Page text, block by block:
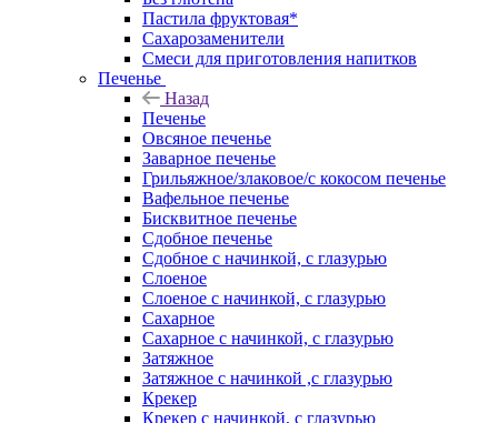
Пастила фруктовая*
Сахарозаменители
Смеси для приготовления напитков
Печенье
Назад
Печенье
Овсяное печенье
Заварное печенье
Грильяжное/злаковое/с кокосом печенье
Вафельное печенье
Бисквитное печенье
Сдобное печенье
Сдобное с начинкой, с глазурью
Слоеное
Слоеное с начинкой, с глазурью
Сахарное
Сахарное с начинкой, с глазурью
Затяжное
Затяжное с начинкой ,с глазурью
Крекер
Крекер с начинкой, с глазурью